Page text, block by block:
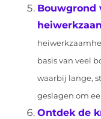
Bouwgrond
basis van veel
waarbij lange,
geslagen om
Ontdek de